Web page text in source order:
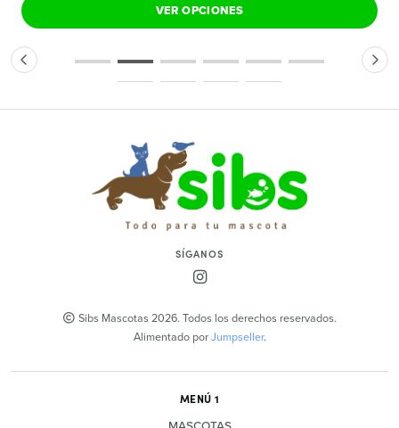
VER OPCIONES
SÍGANOS
Sibs Mascotas 2026. Todos los derechos reservados.
Alimentado porJumpseller.
MENÚ 1